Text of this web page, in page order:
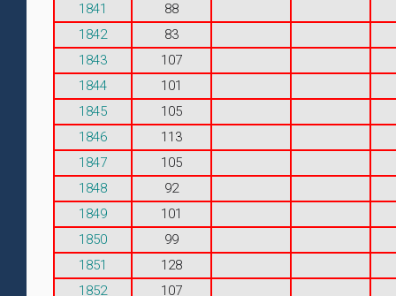
1841
88
1842
83
1843
107
1844
101
1845
105
1846
113
1847
105
1848
92
1849
101
1850
99
1851
128
1852
107